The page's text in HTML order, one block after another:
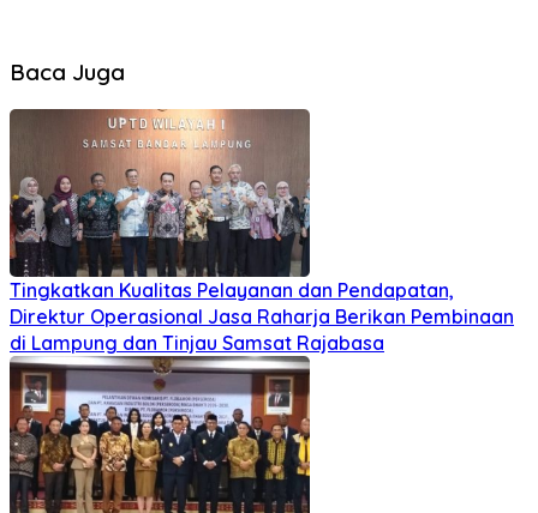
Baca Juga
Tingkatkan Kualitas Pelayanan dan Pendapatan,
Direktur Operasional Jasa Raharja Berikan Pembinaan
di Lampung dan Tinjau Samsat Rajabasa